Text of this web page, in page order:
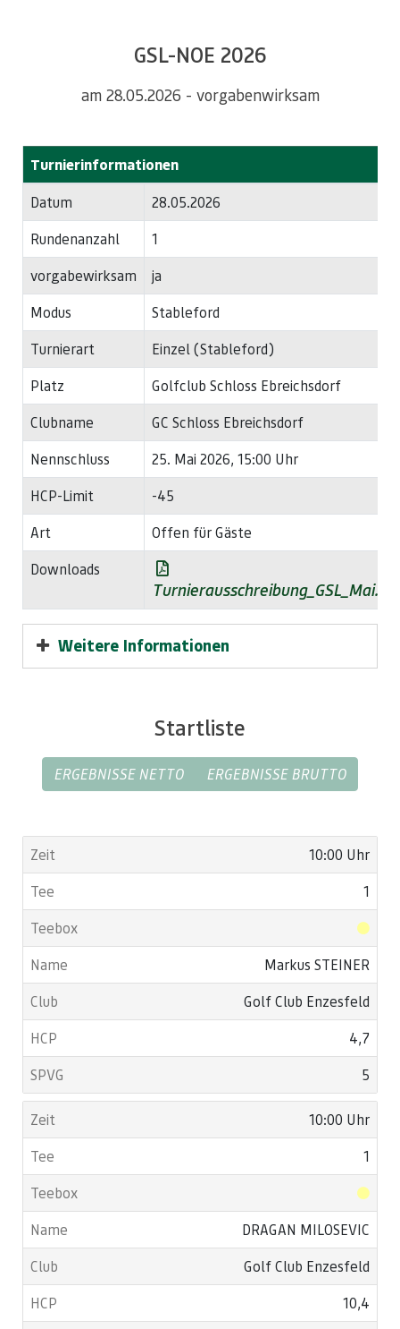
GSL-NOE 2026
am 28.05.2026 - vorgabenwirksam
Turnierinformationen
Datum
28.05.2026
Rundenanzahl
1
vorgabewirksam
ja
Modus
Stableford
Turnierart
Einzel (Stableford)
Platz
Golfclub Schloss Ebreichsdorf
Clubname
GC Schloss Ebreichsdorf
Nennschluss
25. Mai 2026, 15:00 Uhr
HCP-Limit
-45
Art
Offen für Gäste
Downloads
Weitere Informationen
Startliste
ERGEBNISSE NETTO ERGEBNISSE BRUTTO
10:00 Uhr
1
Markus STEINER
Golf Club Enzesfeld
4,7
5
10:00 Uhr
1
DRAGAN MILOSEVIC
Golf Club Enzesfeld
10,4